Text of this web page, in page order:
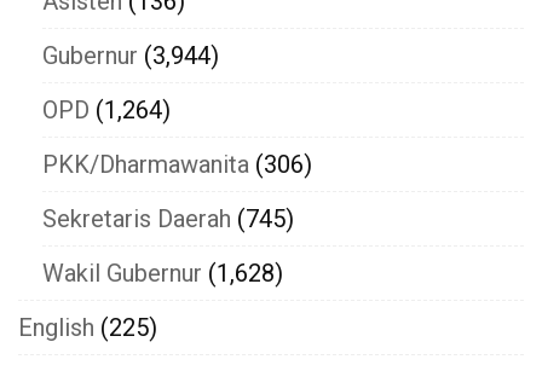
Gubernur (3,944)
OPD (1,264)
PKK/Dharmawanita (306)
Sekretaris Daerah (745)
Wakil Gubernur (1,628)
English (225)